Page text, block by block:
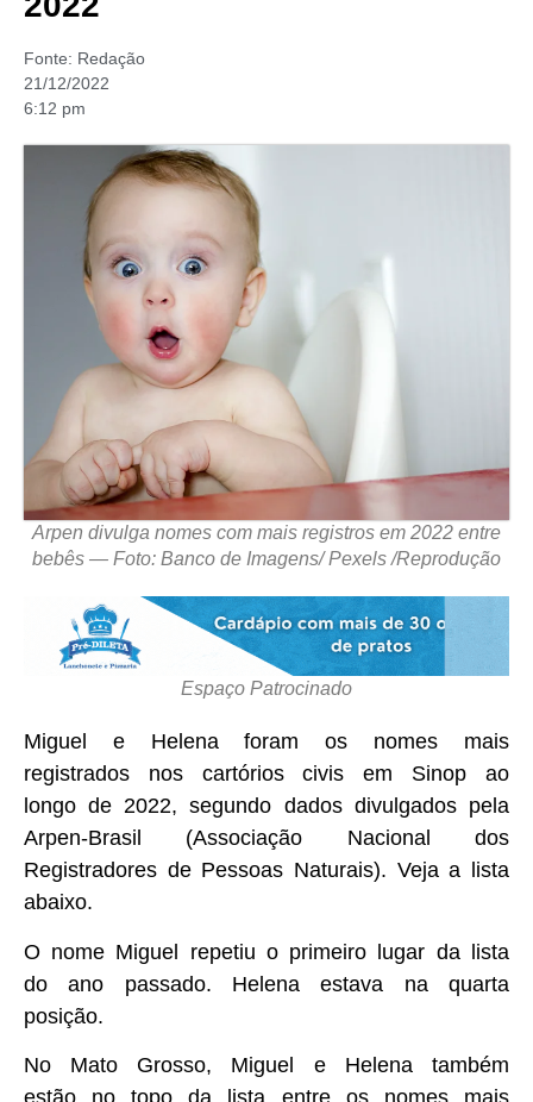
Fonte: Redação
21/12/2022
6:12 pm
Arpen divulga nomes com mais registros em 2022 entre
bebês — Foto: Banco de Imagens/ Pexels /Reprodução
Espaço Patrocinado
Miguel e Helena foram os nomes mais
registrados nos cartórios civis em Sinop ao
longo de 2022, segundo dados divulgados pela
Arpen-Brasil (Associação Nacional dos
Registradores de Pessoas Naturais). Veja a lista
abaixo.
O nome Miguel repetiu o primeiro lugar da lista
do ano passado. Helena estava na quarta
posição.
No Mato Grosso, Miguel e Helena também